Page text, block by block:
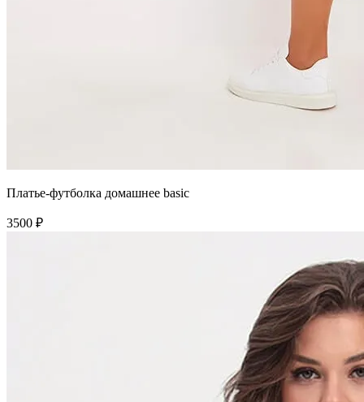
Платье-футболка домашнее basic
3500 ₽